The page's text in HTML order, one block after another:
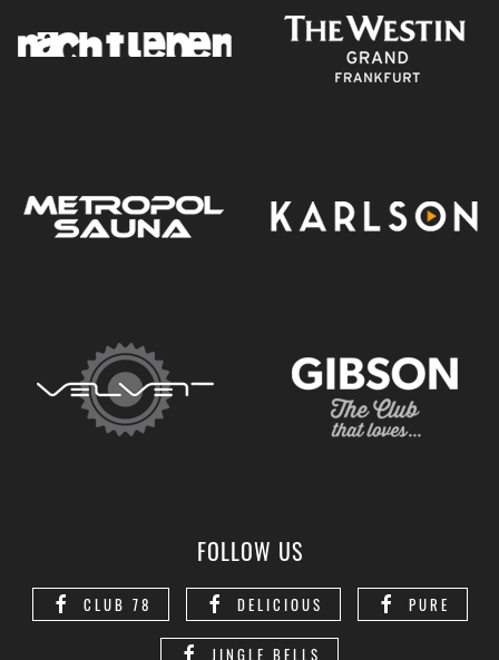
FOLLOW US
CLUB 78 DELICIOUS PURE
JINGLE BELLS